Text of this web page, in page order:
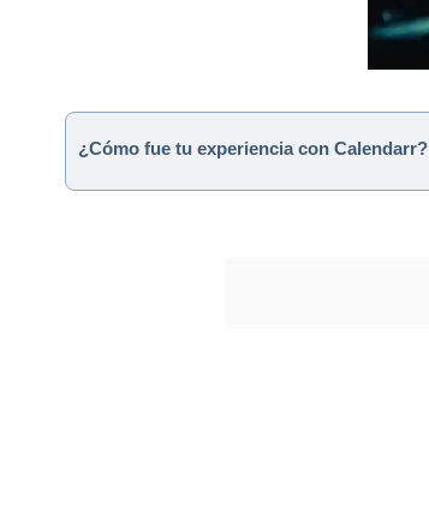
¿Cómo fue tu experiencia con Calendarr?